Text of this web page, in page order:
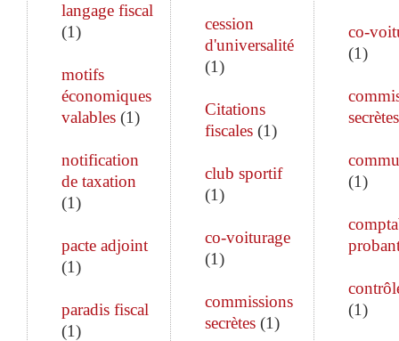
langage fiscal
(1)
motifs
économiques
valables (1)
notification
de taxation
(1)
pacte adjoint
(1)
paradis fiscal
(1)
cession
d'universalité
(1)
Citations
fiscales(1)
club sportif
(1)
co-voiturage
(1)
commissions
secrètes(1)
co-
(1)
secrètes
(1)
(1)